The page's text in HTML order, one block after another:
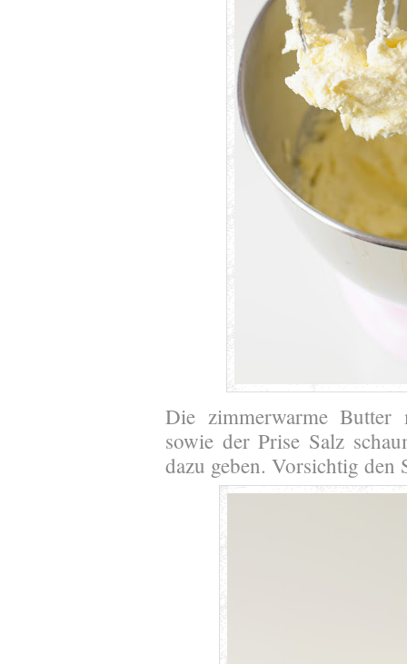
Die zimmerwarme
sowie der Prise Salz
dazu geben. Vorsichtig den